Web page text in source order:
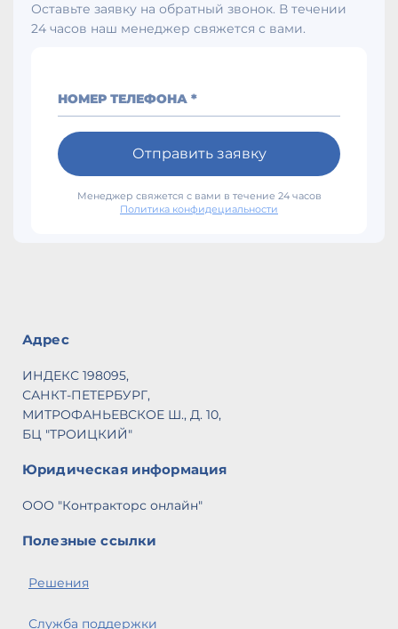
Оставьте заявку на обратный звонок. В течении
24 часов наш менеджер свяжется с вами.
НОМЕР ТЕЛЕФОНА *
Отправить заявку
Менеджер свяжется с вами в течение 24 часов
Политика конфидециальности
Адрес
ИНДЕКС 198095,
САНКТ-ПЕТЕРБУРГ,
МИТРОФАНЬЕВСКОЕ Ш., Д. 10,
БЦ "ТРОИЦКИЙ"
Юридическая информация
ООО "Контракторс онлайн"
Полезные ссылки
Решения
Служба поддержки